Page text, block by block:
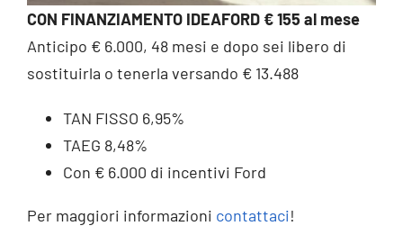
CON FINANZIAMENTO IDEAFORD € 155 al mese
Anticipo € 6.000, 48 mesi e dopo sei libero di
sostituirla o tenerla versando € 13.488
TAN FISSO 6,95%
TAEG 8,48%
Con € 6.000 di incentivi Ford
Per maggiori informazioni contattaci!